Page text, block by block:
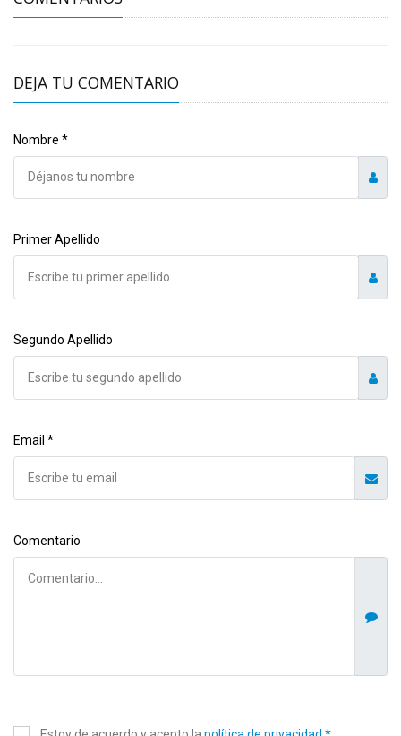
DEJA TU COMENTARIO
Nombre *
Primer Apellido
Segundo Apellido
Email *
Comentario